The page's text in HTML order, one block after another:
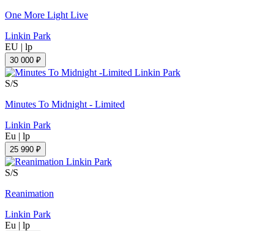
One More Light Live
Linkin Park
EU | lp
30 000 ₽
S/S
Minutes To Midnight - Limited
Linkin Park
Eu | lp
25 990 ₽
S/S
Reanimation
Linkin Park
Eu | lp